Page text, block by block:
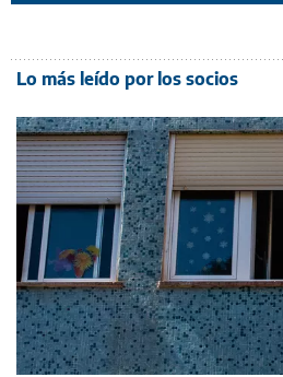
Lo más leído por los socios